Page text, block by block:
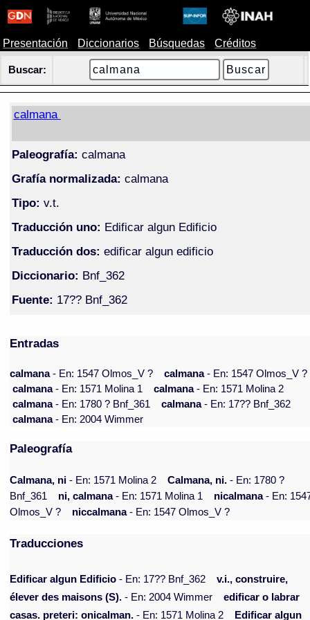
Presentación Diccionarios Búsquedas Créditos
Buscar:
calmana
Paleografía: calmana
Grafía normalizada: calmana
Tipo: v.t.
Traducción uno: Edificar algun Edificio
Traducción dos: edificar algun edificio
Diccionario: Bnf_362
Fuente: 17?? Bnf_362
Entradas
calmana- En: 1547 Olmos_V ? calmana- En: 1547 Olmos_V ?
calmana- En: 1571 Molina 1 calmana- En: 1571 Molina 2
calmana- En: 1780 ? Bnf_361 calmana- En: 17?? Bnf_362
calmana- En: 2004 Wimmer
Paleografía
Calmana, ni - En: 1571 Molina 2 Calmana, ni. - En: 1780 ?
Bnf_361
ni, calmana- En: 1571 Molina 1 nicalmana- En:
Olmos_V ?
niccalmana- En: 1547 Olmos_V ?
Traducciones
Edificar algun Edificio - En: 17?? Bnf_362
v.i., construire,
élever des maisons (S). - En: 2004 Wimmer
edificar o labrar
casas. preteri: onicalman. - En: 1571 Molina 2 Edificar algun